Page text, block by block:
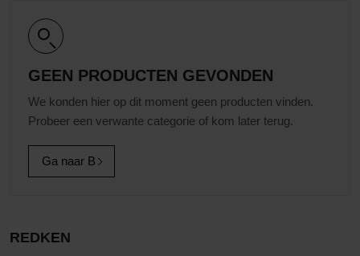
GEEN PRODUCTEN GEVONDEN
We konden hier op dit moment geen producten vinden.
Probeer een verwante categorie of kom later terug.
Ga naar B
REDKEN